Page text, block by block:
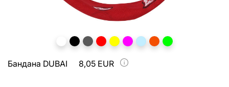
Бандана DUBAI 8,05 EUR